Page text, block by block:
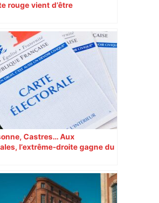
rouge vient d’être
Castres… Aux
l’extrême-droite gagne du